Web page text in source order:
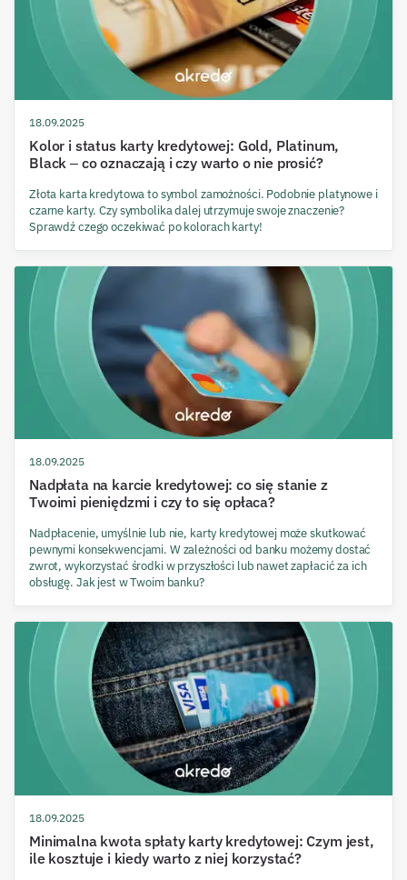
18.09.2025
Kolor i status karty kredytowej: Gold, Platinum,
Black – co oznaczają i czy warto o nie prosić?
Złota karta kredytowa to symbol zamożności. Podobnie platynowe i
czarne karty. Czy symbolika dalej utrzymuje swoje znaczenie?
Sprawdź czego oczekiwać po kolorach karty!
18.09.2025
Nadpłata na karcie kredytowej: co się stanie z
Twoimi pieniędzmi i czy to się opłaca?
Nadpłacenie, umyślnie lub nie, karty kredytowej może skutkować
pewnymi konsekwencjami. W zależności od banku możemy dostać
zwrot, wykorzystać środki w przyszłości lub nawet zapłacić za ich
obsługę. Jak jest w Twoim banku?
18.09.2025
Minimalna kwota spłaty karty kredytowej: Czym jest,
ile kosztuje i kiedy warto z niej korzystać?